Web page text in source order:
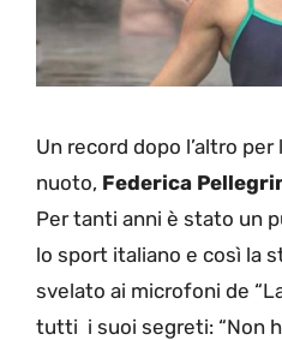
Un record dopo l’altro per
nuoto, Federica
Per tanti anni è stato un
lo sport italiano e così la
svelato ai microfoni de
tutti i suoi segreti: “Non